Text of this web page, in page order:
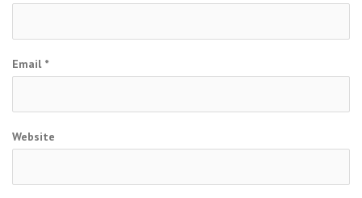
Email *
Website